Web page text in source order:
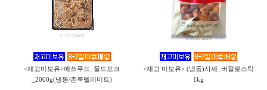
<재고미보유>에쓰푸드_풀드포크
_2000g(냉동/존쿡델리미트)
<재고 미보유> (냉동)사세_버팔로스틱
1kg